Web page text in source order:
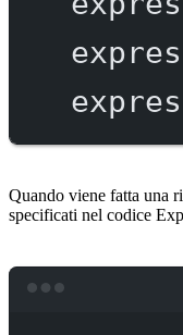
Quando viene fatta una
specificati nel codice